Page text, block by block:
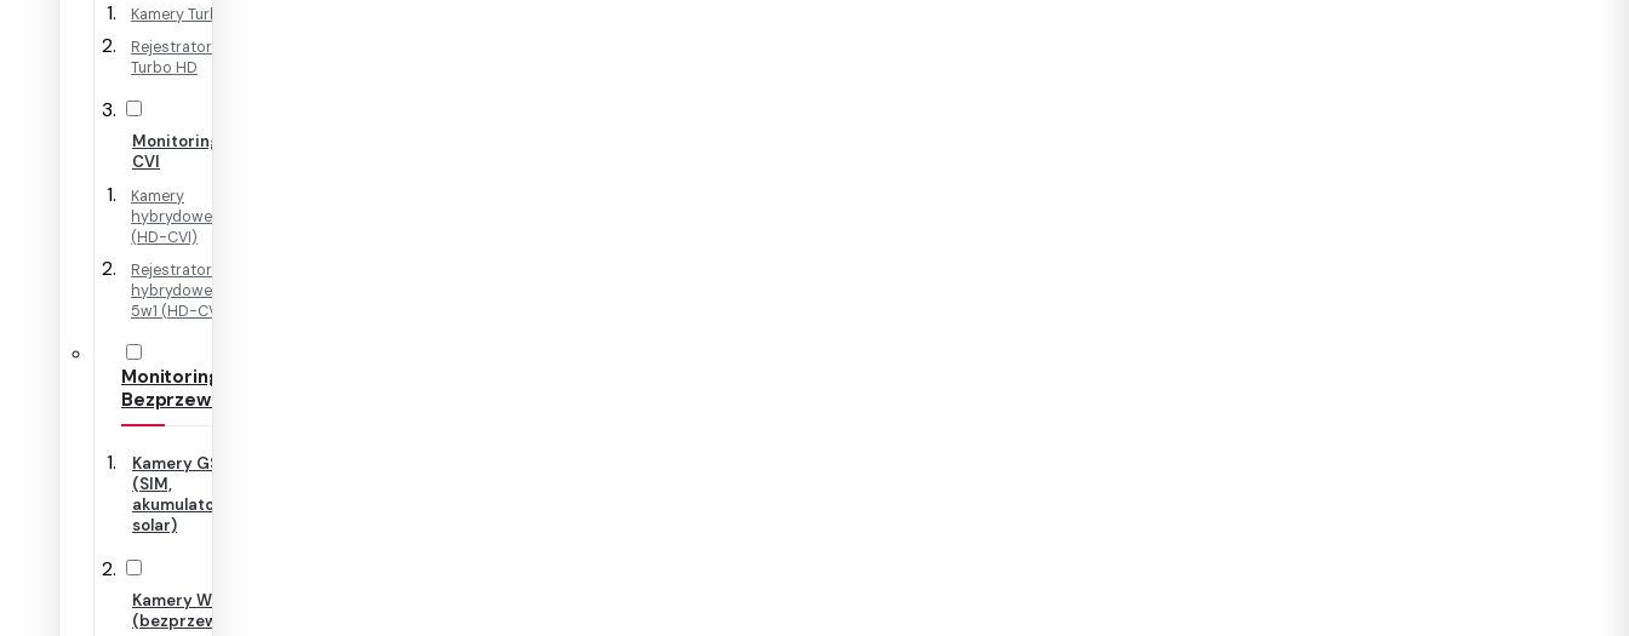
Kamery Turbo HD
Rejestratory
Turbo HD
Monitoring HD-
CVI
Kamery
hybrydowe 4w1
(HD-CVI)
Rejestratory
hybrydowe + IP
5w1 (HD-CVI)
Monitoring
Bezprzewodowy
Kamery GSM
(SIM,
akumulator,
solar)
Kamery WiFi
(bezprzewodowe)